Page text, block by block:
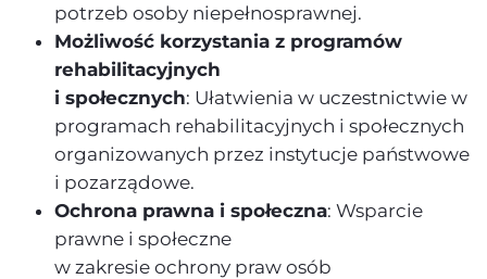
potrzeb osoby niepełnosprawnej.
Możliwość korzystania z programów
rehabilitacyjnych
i społecznych: Ułatwienia w uczestnictwie w
programach rehabilitacyjnych i społecznych
organizowanych przez instytucje państwowe
i pozarządowe.
Ochrona prawna i społeczna: Wsparcie
prawne i społeczne
w zakresie ochrony praw osób